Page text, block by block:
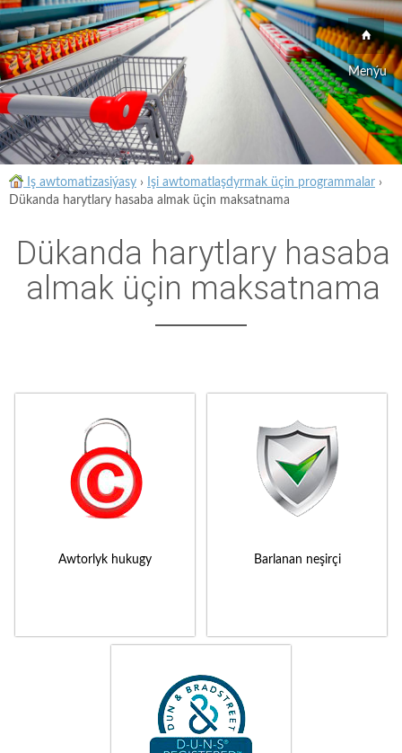
Menýu
Iş awtomatizasiýasy › Işi awtomatlaşdyrmak üçin programmalar ›
Dükanda harytlary hasaba almak üçin maksatnama
Dükanda harytlary hasaba
almak üçin maksatnama
Awtorlyk hukugy Barlanan neşirçi